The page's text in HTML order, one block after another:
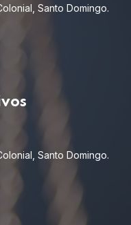
Santo Domingo.
Santo Domingo.